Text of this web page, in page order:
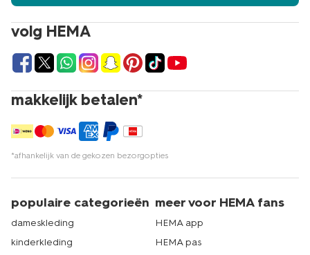
volg HEMA
makkelijk betalen*
*afhankelijk van de gekozen bezorgopties
populaire categorieën
dameskleding
kinderkleding
meer voor HEMA fans
HEMA app
HEMA pas